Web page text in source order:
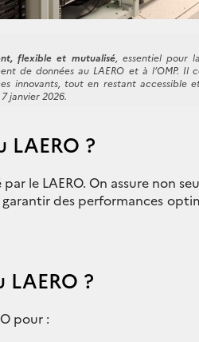
flexible et mutualisé, essentiel pour
de données au LAERO et à l’OMP. Il
innovants, tout en restant accessible
janvier 2026.
?
le LAERO. On assure non
garantir des performances
?
pour :